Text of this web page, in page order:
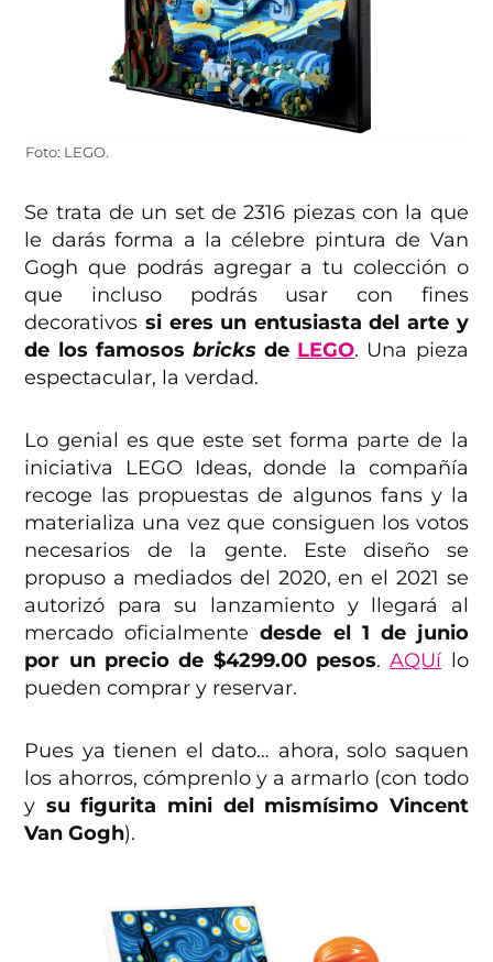
Foto: LEGO.
Se trata de un set de 2316 piezas con la que
le darás forma a la célebre pintura de Van
Gogh que podrás agregar a tu colección o
que incluso podrás usar con fines
decorativossi eres un entusiasta del arte y
de los famosos bricksde LEGO. Una pieza
espectacular, la verdad.
Lo genial es que este set forma parte de la
iniciativa LEGO Ideas, donde la compañía
recoge las propuestas de algunos fans y la
materializa una vez que consiguen los votos
necesarios de la gente. Este diseño se
propuso a mediados del 2020, en el 2021 se
autorizó para su lanzamiento y llegará al
mercado oficialmentedesde el 1 de junio
por un precio de $4299.00 pesos.AQUí lo
pueden comprar y reservar.
Pues ya tienen el dato… ahora, solo saquen
los ahorros, cómprenlo y a armarlo (con todo
y su figurita mini del mismísimo Vincent
Van Gogh).